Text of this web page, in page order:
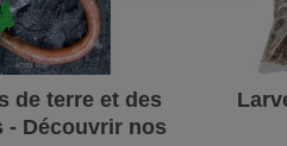
de terre et des
- Découvrir nos